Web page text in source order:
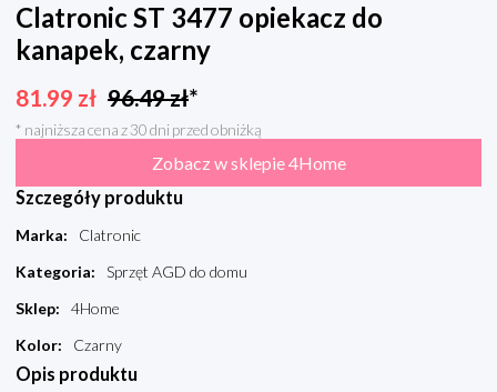
Clatronic ST 3477 opiekacz do
kanapek, czarny
81.99 zł 96.49zł*
* najniższa cena z 30 dni przed obniżką
Zobacz w sklepie 4Home
Szczegóły produktu
Marka:
Clatronic
Kategoria:
Sprzęt AGD do domu
Sklep:
4Home
Kolor: Czarny
Opis produktu